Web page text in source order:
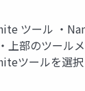
ツール ・
上部のツール
ツールを選択